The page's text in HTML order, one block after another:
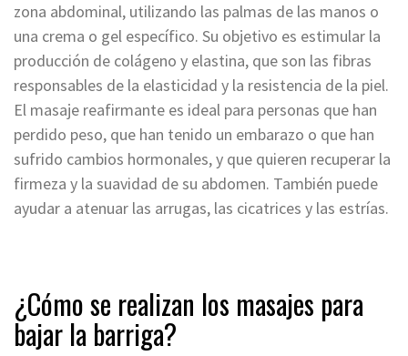
zona abdominal, utilizando las palmas de las manos o
una crema o gel específico. Su objetivo es estimular la
producción de colágeno y elastina, que son las fibras
responsables de la elasticidad y la resistencia de la piel.
El masaje reafirmante es ideal para personas que han
perdido peso, que han tenido un embarazo o que han
sufrido cambios hormonales, y que quieren recuperar la
firmeza y la suavidad de su abdomen. También puede
ayudar a atenuar las arrugas, las cicatrices y las estrías.
¿Cómo se realizan los masajes para
bajar la barriga?